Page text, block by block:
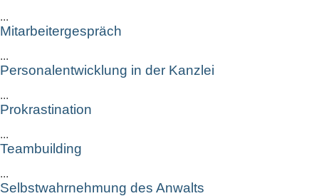
...
Mitarbeitergespräch
...
Personalentwicklung in der Kanzlei
...
Prokrastination
...
Teambuilding
...
Selbstwahrnehmung des Anwalts